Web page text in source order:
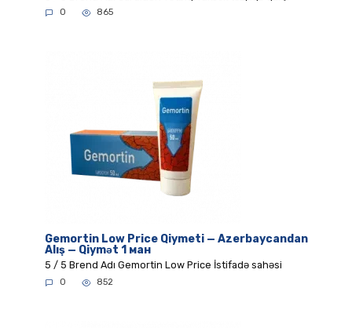
0 865
Gemortin Low Price Qiymeti — Azerbaycandan
Alış — Qiymət 1 ман
5 / 5 Brend Adı Gemortin Low Price İstifadə sahəsi
0 852